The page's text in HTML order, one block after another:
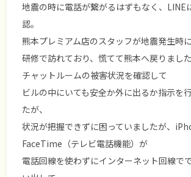
地震の時に電話が繋がるはずもなく、LINE
認。
熊本プレミアム店のスタッフが地震発生時
研修で訪れており、慌てて熊本へ戻りました
チャットルームの被害状況を確認して
ビルの中にいても安全か外に出るか指示を
たが、
状況が把握できずに困っていましたが、
FaceTime（テレビ電話機能）が
電話回線を使わずにインターネット回線で